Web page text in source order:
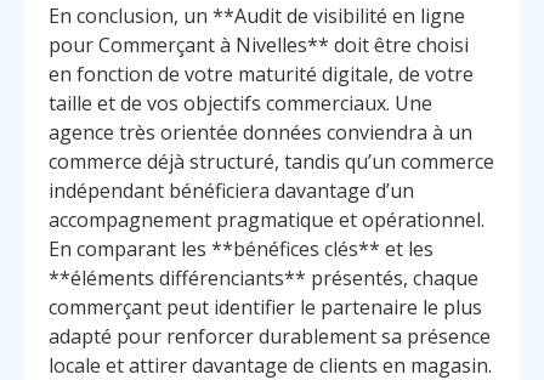
En conclusion, un **Audit de visibilité en ligne
pour Commerçant à Nivelles** doit être choisi
en fonction de votre maturité digitale, de votre
taille et de vos objectifs commerciaux. Une
agence très orientée données conviendra à un
commerce déjà structuré, tandis qu’un commerce
indépendant bénéficiera davantage d’un
accompagnement pragmatique et opérationnel.
En comparant les **bénéfices clés** et les
**éléments différenciants** présentés, chaque
commerçant peut identifier le partenaire le plus
adapté pour renforcer durablement sa présence
locale et attirer davantage de clients en magasin.